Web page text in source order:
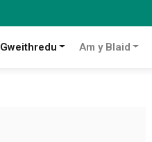
Gweithredu Am y Blaid